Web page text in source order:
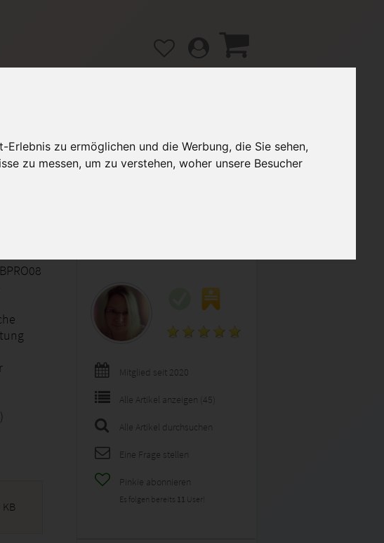
zu ermöglichen und die Werbung, die Sie sehen,
zu messen, um zu verstehen, woher unsere Besucher
/ Lehrgänge Hilfe / FAQ
KB
Mitglied seit 2020
Alle Artikel anzeigen (45)
Alle Artikel durchsuchen
Eine Frage stellen
Pinkie abonnieren
Es folgen bereits 11 User!